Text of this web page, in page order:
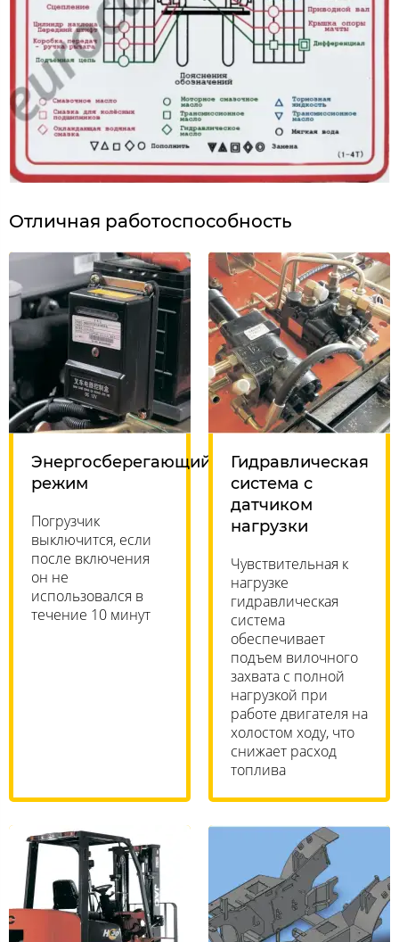
Отличная работоспособность
Энергосберегающий
режим
Погрузчик
выключится, если
после включения
он не
использовался в
течение 10 минут
Гидравлическая
система с
датчиком
нагрузки
Чувствительная к
нагрузке
гидравлическая
система
обеспечивает
подъем вилочного
захвата с полной
нагрузкой при
работе двигателя на
холостом ходу, что
снижает расход
топлива